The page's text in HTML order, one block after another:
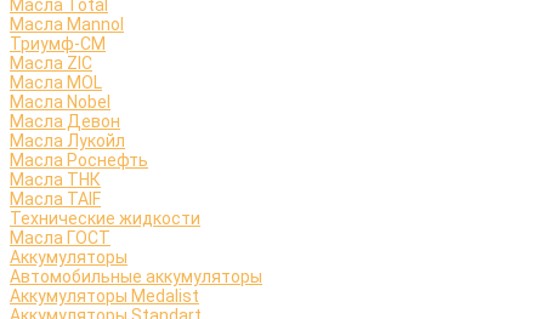
Масла Total
Масла Mannol
Триумф-СМ
Масла ZIC
Масла MOL
Масла Nobel
Масла Девон
Масла Лукойл
Масла Роснефть
Масла ТНК
Масла TAIF
Технические жидкости
Масла ГОСТ
Аккумуляторы
Автомобильные аккумуляторы
Аккумуляторы Medalist